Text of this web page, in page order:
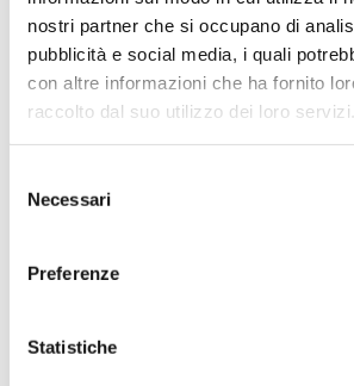
nostri partner che si occupano di
pubblicità e social media, i quali
con altre informazioni che ha fornito
raccolto dal suo utilizzo dei loro servizi.
delNecessari
Preferenze
Statistiche
CATEGORIE: BODYCARE,
TAG: AFTERSHAVE
BRAND: INTER